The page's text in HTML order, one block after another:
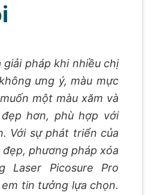
giải pháp khi nhiều chị
ưng ý, màu mực
một màu xăm và
hơn, phù hợp với
Với sự phát triển của
phương pháp xóa
Laser Picosure Pro
tin tưởng lựa chọn.